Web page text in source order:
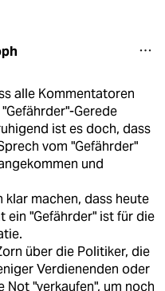
alle Kommentatoren
Gerede
ist es doch, dass
vom "Gefährder"
und
klar machen, dass heute
ein "Gefährder" ist für die
über die Politiker, die
Verdienenden oder
"verkaufen", um noch